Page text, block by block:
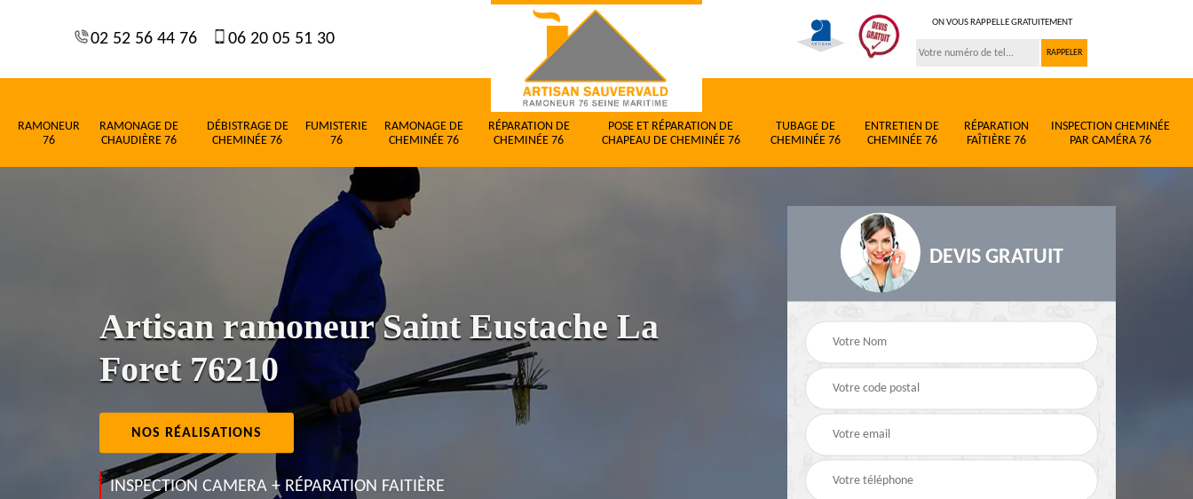
02 52 56 44 76 06 20 05 51 30
ON VOUS RAPPELLE GRATUITEMENT
RAMONEUR
76
RAMONAGE DE
CHAUDIÈRE 76
DÉBISTRAGE DE
CHEMINÉE 76
FUMISTERIE
76
RAMONAGE DE
CHEMINÉE 76
RÉPARATION DE
CHEMINÉE 76
POSE ET RÉPARATION DE
CHAPEAU DE CHEMINÉE 76
TUBAGE DE
CHEMINÉE 76
ENTRETIEN DE
CHEMINÉE 76
RÉPARATION
FAÎTIÈRE 76
INSPECTION CHEMINÉE
PAR CAMÉRA 76
Artisan ramoneur Saint Eustache La
Foret 76210
NOS RÉALISATIONS
INSPECTION CAMERA + RÉPARATION FAITIÈRE
DEVIS GRATUIT